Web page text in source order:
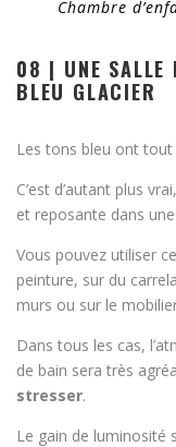
Chambre
08 | UNE SALLE
BLEU GLACIER
Les tons bleu ont tout
C’est d’autant plus
et reposante dans
Vous pouvez utiliser
peinture, sur du
murs ou sur le
Dans tous les cas,
de bain sera très
stresser.
Le gain de luminosité